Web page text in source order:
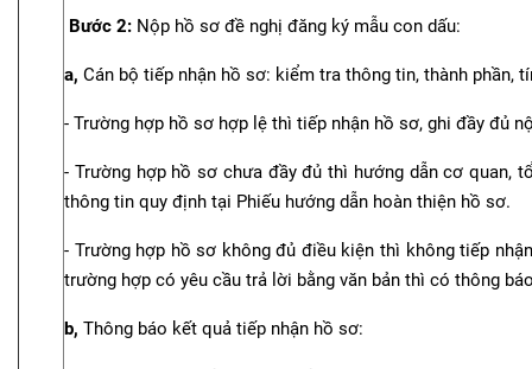
Bước 2: Nộp hồ sơ đề nghị đăng ký mẫu con dấu:
a, Cán bộ tiếp nhận hồ sơ: kiểm tra thông tin, thành phần,
- Trường hợp hồ sơ hợp lệ thì tiếp nhận hồ sơ, ghi đầy đủ
- Trường hợp hồ sơ chưa đầy đủ thì hướng dẫn cơ quan,
thông tin quy định tại Phiếu hướng dẫn hoàn thiện hồ sơ.
- Trường hợp hồ sơ không đủ điều kiện thì không tiếp
trường hợp có yêu cầu trả lời bằng văn bản thì có thông
b, Thông báo kết quả tiếp nhận hồ sơ: